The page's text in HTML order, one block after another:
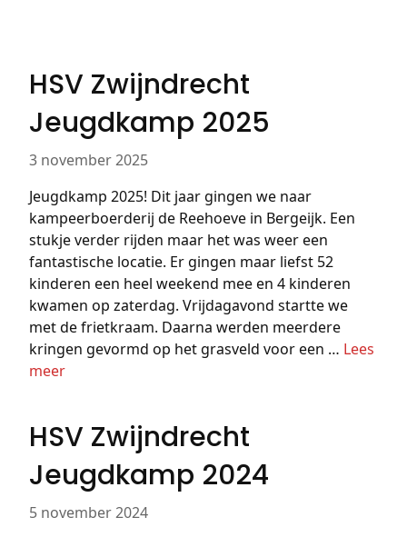
HSV Zwijndrecht
Jeugdkamp 2025
3 november 2025
Jeugdkamp 2025! Dit jaar gingen we naar
kampeerboerderij de Reehoeve in Bergeijk. Een
stukje verder rijden maar het was weer een
fantastische locatie. Er gingen maar liefst 52
kinderen een heel weekend mee en 4 kinderen
kwamen op zaterdag. Vrijdagavond startte we
met de frietkraam. Daarna werden meerdere
kringen gevormd op het grasveld voor een … Lees
meer
HSV Zwijndrecht
Jeugdkamp 2024
5 november 2024